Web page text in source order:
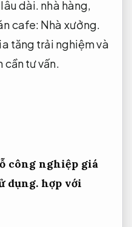
dài. nhà hàng,
cafe: Nhà xưởng.
tăng trải nghiệm và
cần tư vấn.
công nghiệp giá
dụng. hợp với